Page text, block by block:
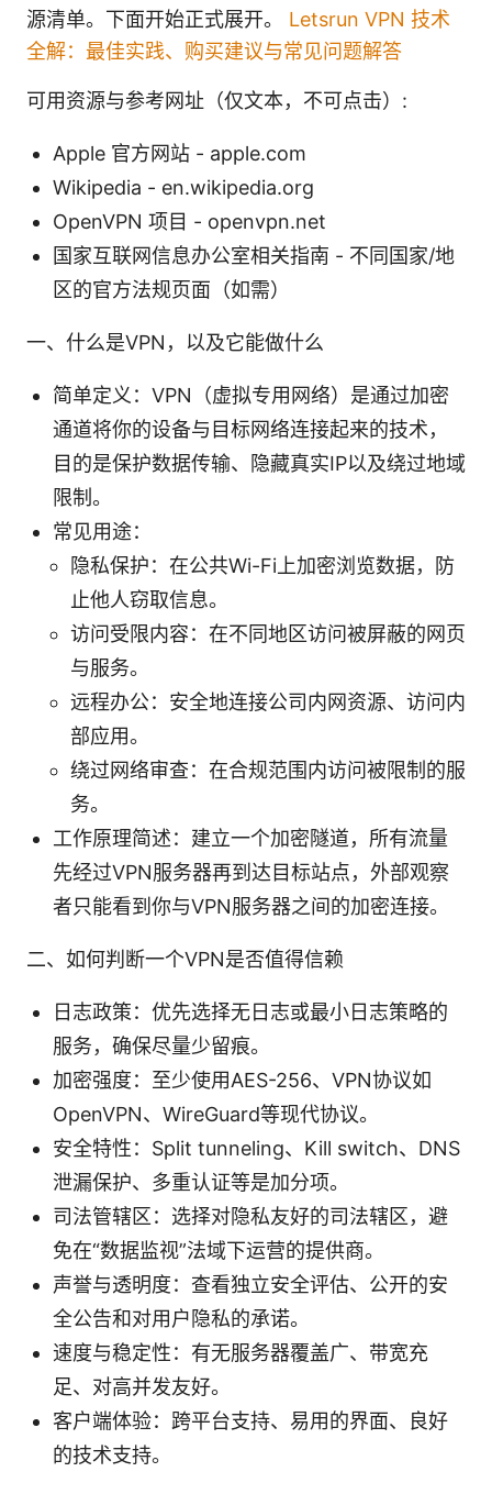
源清单。下面开始正式展开。 Letsrun VPN 技术
全解：最佳实践、购买建议与常见问题解答
可用资源与参考网址（仅文本，不可点击）:
Apple 官方网站 - apple.com
Wikipedia - en.wikipedia.org
OpenVPN 项目 - openvpn.net
国家互联网信息办公室相关指南 - 不同国家/地
区的官方法规页面（如需）
一、什么是VPN，以及它能做什么
简单定义：VPN（虚拟专用网络）是通过加密
通道将你的设备与目标网络连接起来的技术，
目的是保护数据传输、隐藏真实IP以及绕过地域
限制。
常见用途：
隐私保护：在公共Wi-Fi上加密浏览数据，防
止他人窃取信息。
访问受限内容：在不同地区访问被屏蔽的网页
与服务。
远程办公：安全地连接公司内网资源、访问内
部应用。
绕过网络审查：在合规范围内访问被限制的服
务。
工作原理简述：建立一个加密隧道，所有流量
先经过VPN服务器再到达目标站点，外部观察
者只能看到你与VPN服务器之间的加密连接。
二、如何判断一个VPN是否值得信赖
日志政策：优先选择无日志或最小日志策略的
服务，确保尽量少留痕。
加密强度：至少使用AES-256、VPN协议如
OpenVPN、WireGuard等现代协议。
安全特性：Split tunneling、Kill switch、DNS
泄漏保护、多重认证等是加分项。
司法管辖区：选择对隐私友好的司法辖区，避
免在“数据监视”法域下运营的提供商。
声誉与透明度：查看独立安全评估、公开的安
全公告和对用户隐私的承诺。
速度与稳定性：有无服务器覆盖广、带宽充
足、对高并发友好。
客户端体验：跨平台支持、易用的界面、良好
的技术支持。